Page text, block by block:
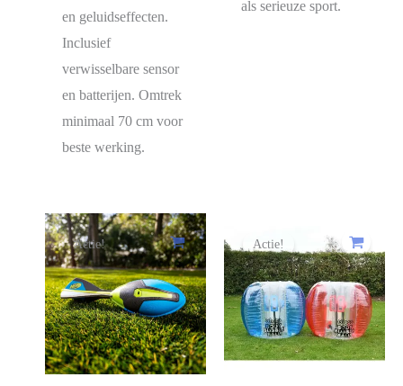
en geluidseffecten.
Inclusief
verwisselbare sensor
en batterijen. Omtrek
minimaal 70 cm voor
beste werking.
als serieuze sport.
Actie! Actie!